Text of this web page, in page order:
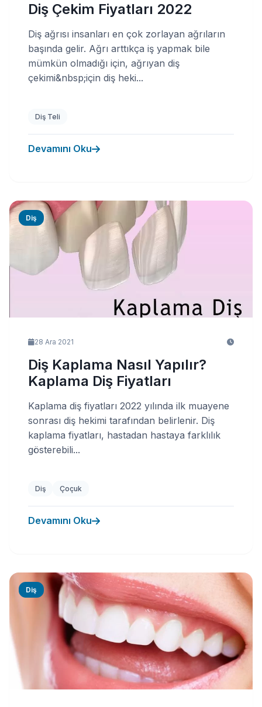
Diş Çekim Fiyatları 2022
Diş ağrısı insanları en çok zorlayan ağrıların
başında gelir. Ağrı arttıkça iş yapmak bile
mümkün olmadığı için, ağrıyan diş
çekimi&nbsp;için diş heki...
Diş Teli
Devamını Oku
Diş
28 Ara 2021
Diş Kaplama Nasıl Yapılır?
Kaplama Diş Fiyatları
Kaplama diş fiyatları 2022 yılında ilk muayene
sonrası diş hekimi tarafından belirlenir. Diş
kaplama fiyatları, hastadan hastaya farklılık
gösterebili...
Diş Çoçuk
Devamını Oku
Diş